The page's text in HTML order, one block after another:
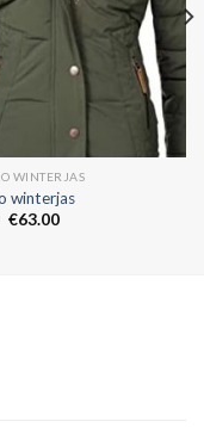
WINTERJAS
winterjas
€63.00